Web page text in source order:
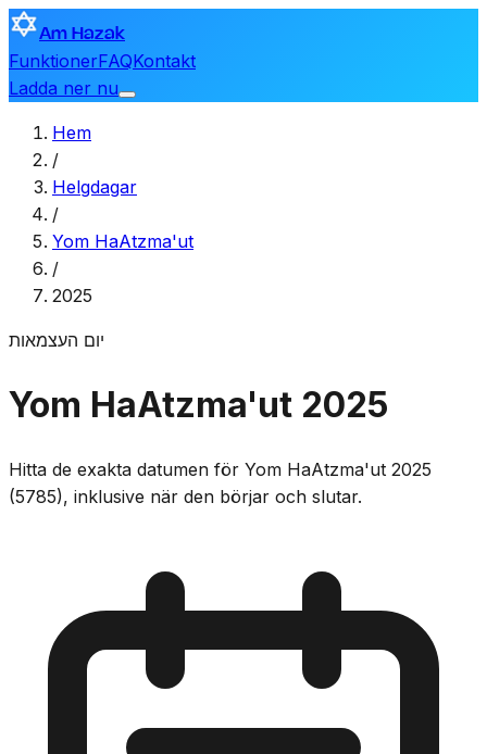
Am Hazak
FunktionerFAQKontakt
Ladda ner nu
Hem
/
Helgdagar
/
Yom HaAtzma'ut
/
2025
יום העצמאות
Yom HaAtzma'ut 2025
Hitta de exakta datumen för Yom HaAtzma'ut 2025
(5785), inklusive när den börjar och slutar.